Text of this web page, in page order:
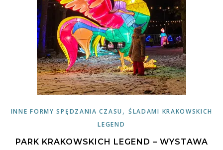
INNE FORMY SPĘDZANIA CZASU , ŚLADAMI KRAKOWSKICH
LEGEND
PARK KRAKOWSKICH LEGEND – WYSTAWA